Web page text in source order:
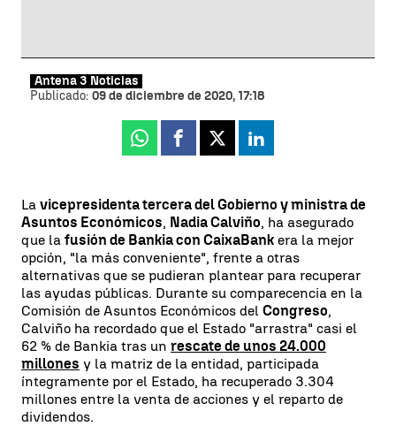
Antena 3 Noticias
Publicado: 09 de diciembre de 2020, 17:18
Whatsapp
Facebook
X Linkedin
La vicepresidenta tercera del Gobierno y ministra de
Asuntos Económicos, Nadia Calviño, ha asegurado
que la fusión de Bankia con CaixaBank era la mejor
opción, "la más conveniente", frente a otras
alternativas que se pudieran plantear para recuperar
las ayudas públicas. Durante su comparecencia en la
Comisión de Asuntos Económicos del Congreso,
Calviño ha recordado que el Estado "arrastra" casi el
62 % de Bankia tras un rescate de unos 24.000
millones y la matriz de la entidad, participada
íntegramente por el Estado, ha recuperado 3.304
millones entre la venta de acciones y el reparto de
dividendos.